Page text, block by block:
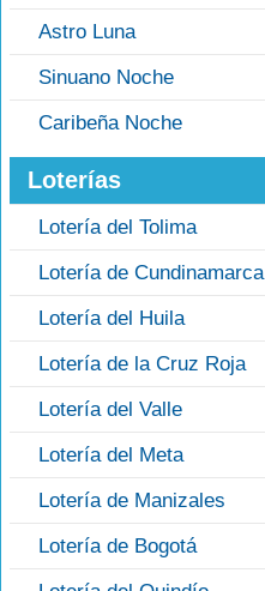
Astro Luna
Sinuano Noche
Caribeña Noche
Loterías
Lotería del Tolima
Lotería de Cundinamarca
Lotería del Huila
Lotería de la Cruz Roja
Lotería del Valle
Lotería del Meta
Lotería de Manizales
Lotería de Bogotá